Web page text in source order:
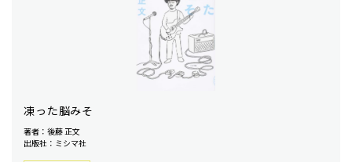
凍った脳みそ
著者：後藤 正文
出版社：ミシマ社